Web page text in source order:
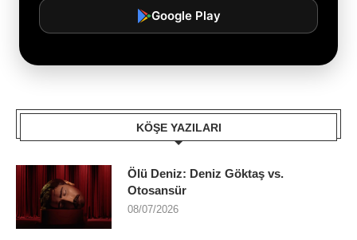
Google Play
KÖŞE YAZILARI
Ölü Deniz: Deniz Göktaş vs.
Otosansür
08/07/2026